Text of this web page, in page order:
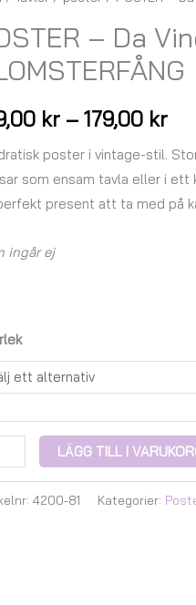
– Da
kr – 179,00 kr
till
poster i vintage-stil.
som ensam tavla eller i ett
present att ta med på
ingår ej
LÄGG TILL I
4200-81 Kategorier: